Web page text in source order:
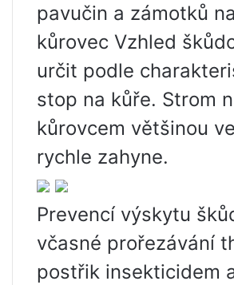
pavučin a zámotků
kůrovec Vzhled
určit podle
stop na kůře. Strom
kůrovcem většinou
rychle zahyne.
Prevencí výskytu
včasné prořezávání
postřik insekticidem